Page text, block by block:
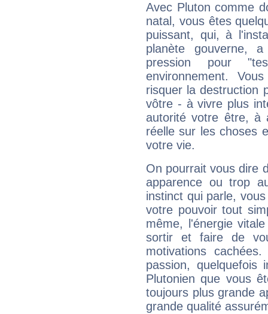
Avec Pluton comme
natal, vous êtes
puissant, qui, à
planète gouverne,
pression pour
environnement.
risquer la destruction
vôtre - à vivre plus
autorité votre être, à
réelle sur les choses
votre vie.
On pourrait vous dire
apparence ou trop
instinct qui parle,
votre pouvoir tout
même, l'énergie
sortir et faire de
motivations
passion, quelquefois
Plutonien que vous
toujours plus grande
grande qualité